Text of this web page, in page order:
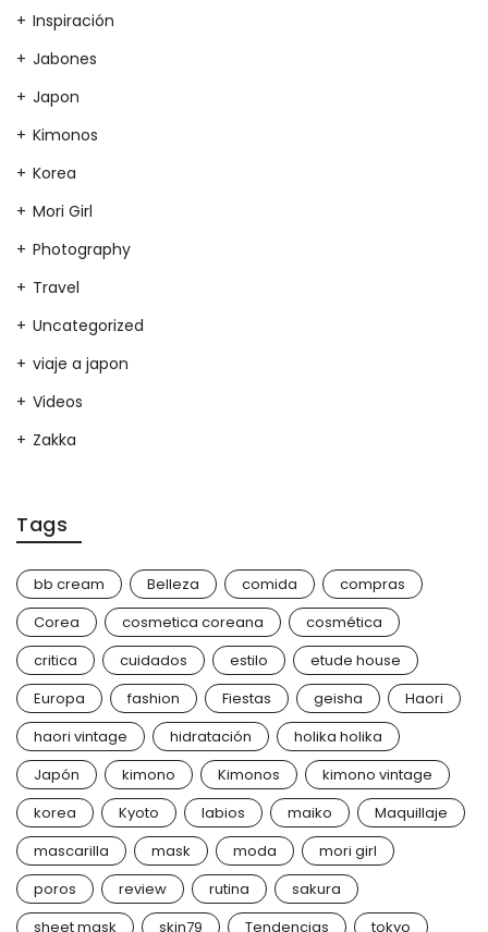
Inspiración
Jabones
Japon
Kimonos
Korea
Mori Girl
Photography
Travel
Uncategorized
viaje a japon
Videos
Zakka
Tags
bb cream Belleza comida
compras
Corea
cosmetica coreana
cosmética
critica
cuidados estilo
etude house
Europa
fashion Fiestas geisha
Haori
haori vintage
hidratación
holika holika
Japón
kimono Kimonos
kimono vintage
korea
Kyoto labios maiko
Maquillaje
mascarilla
mask moda
mori girl
poros
review rutina
sakura
sheet mask
skin79 Tendencias tokyo